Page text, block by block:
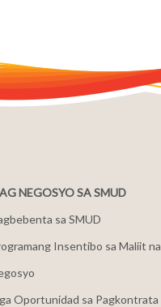
NEGOSYO SA SMUD
sa SMUD
Insentibo sa Maliit na
Oportunidad sa Pagkontrata